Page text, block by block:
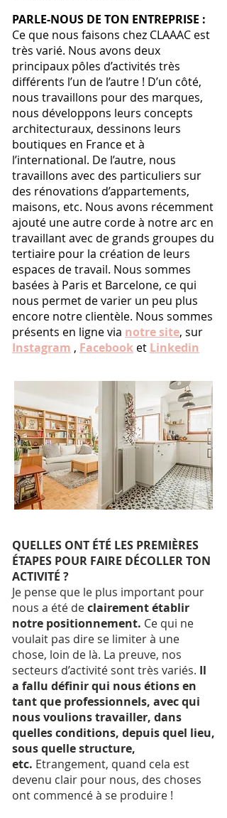
QUELLES ONT ÉTÉ LES PREMIÈRES
ÉTAPES POUR FAIRE DÉCOLLER TON
ACTIVITÉ ?
Je pense que le plus important pour
nous a été declairement établir
notre positionnement. Ce qui ne
voulait pas dire se limiter à une
chose, loin de là. La preuve, nos
secteurs d’activité sont très variés. Il
a fallu définir qui nous étions en
tant que professionnels, avec qui
nous voulions travailler, dans
quelles conditions, depuis quel lieu,
sous quelle structure,
etc. Etrangement, quand cela est
devenu clair pour nous, des choses
ont commencé à se produire !
PARLE-NOUS DE TON ENTREPRISE :
Ce que nous faisons chez CLAAAC est
très varié. Nous avons deux
principaux pôles d’activités très
différents l’un de l’autre ! D’un côté,
nous travaillons pour des marques,
nous développons leurs concepts
architecturaux, dessinons leurs
boutiques en France et à
l’international. De l’autre, nous
travaillons avec des particuliers sur
des rénovations d’appartements,
maisons, etc. Nous avons récemment
ajouté une autre corde à notre arc en
travaillant avec de grands groupes du
tertiaire pour la création de leurs
espaces de travail. Nous sommes
basées à Paris et Barcelone, ce qui
nous permet de varier un peu plus
encore notre clientèle. Nous sommes
présents en ligne via notre site, sur
Instagram , Facebook et Linkedin